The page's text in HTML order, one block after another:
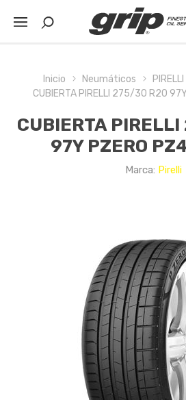
Inicio Neumáticos PIRELLI
CUBIERTA PIRELLI 275/30 R20
CUBIERTA
97Y PZERO
Marca: Pirelli